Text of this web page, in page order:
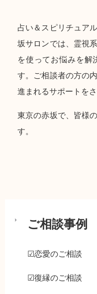
占い＆スピリチュア
坂サロンでは、霊視
を使ってお悩みを解
す。ご相談者の方の
進まれるサポートを
東京の赤坂で、皆様
す。
ご相談事例
☑恋愛のご相談
☑復縁のご相談